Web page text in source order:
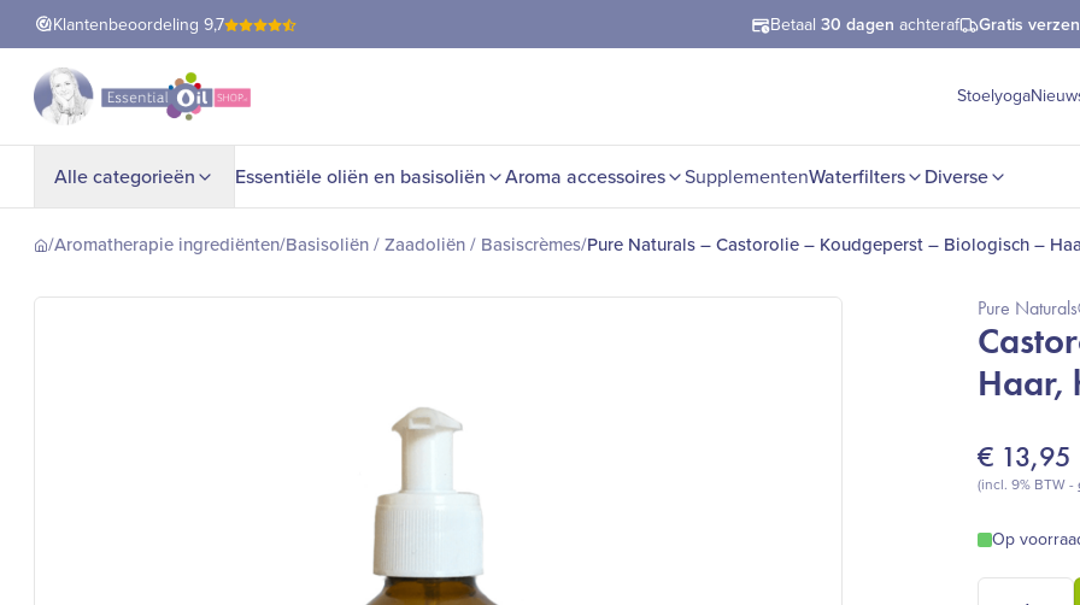
Klantenbeoordeling 9,7 Betaal 30 dagen achteraf Gratis
Stoelyoga
Alle categorieën Essentiële oliën en basisoliën Aroma accessoires SupplementenWaterfilters Diverse
/Aromatherapie ingrediënten/Basisoliën / Zaadoliën / Basiscrèmes/Pure Naturals – Castorolie – Koudgeperst – Biologisch –
Pure
Haar,
€ 13,95
(incl. 9% BTW -
Op
Pure